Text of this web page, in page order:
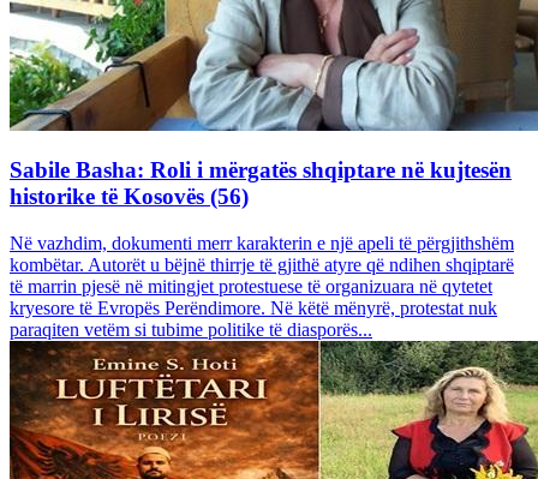
Sabile Basha: Roli i mërgatës shqiptare në kujtesën
historike të Kosovës (56)
Në vazhdim, dokumenti merr karakterin e një apeli të përgjithshëm
kombëtar. Autorët u bëjnë thirrje të gjithë atyre që ndihen shqiptarë
të marrin pjesë në mitingjet protestuese të organizuara në qytetet
kryesore të Evropës Perëndimore. Në këtë mënyrë, protestat nuk
paraqiten vetëm si tubime politike të diasporës...